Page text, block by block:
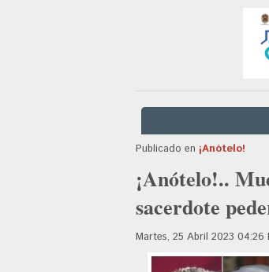
Publicado en ¡Anótelo!
¡Anótelo!..
sacerdote
Martes, 25 Abril 2023 04:26